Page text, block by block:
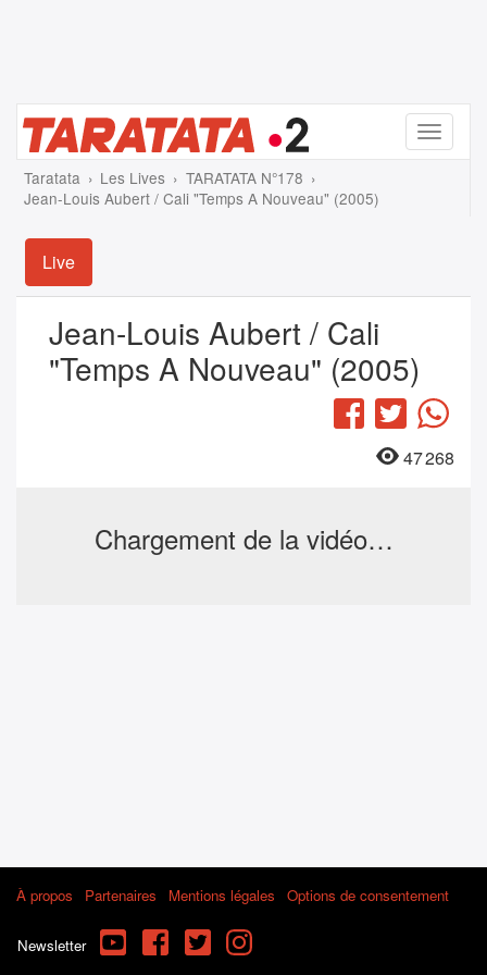
Menu
Taratata Les Lives
TARATATA N°178
Jean-Louis Aubert / Cali "Temps A Nouveau" (2005)
Live
Jean-Louis Aubert / Cali
"Temps A Nouveau" (2005)
Facebook
Twitter
47 268
Chargement de la vidéo…
À propos Partenaires Mentions légales Options de consentement
Newsletter YouTube FacebookTwitterInstagram